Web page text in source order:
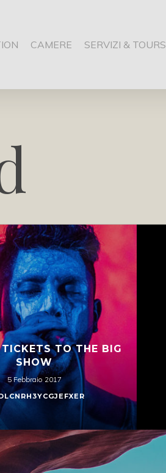
CAMERE SERVIZI & TOURS
TO THE BIG
SHOW
5 Febbraio 2017